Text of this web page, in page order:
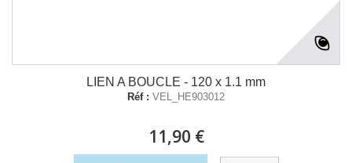
LIEN A BOUCLE - 120 x 1.1 mm
Réf : VEL_HE903012
11,90 €